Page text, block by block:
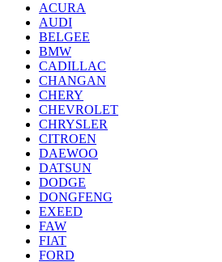
ACURA
AUDI
BELGEE
BMW
CADILLAC
CHANGAN
CHERY
CHEVROLET
CHRYSLER
CITROEN
DAEWOO
DATSUN
DODGE
DONGFENG
EXEED
FAW
FIAT
FORD